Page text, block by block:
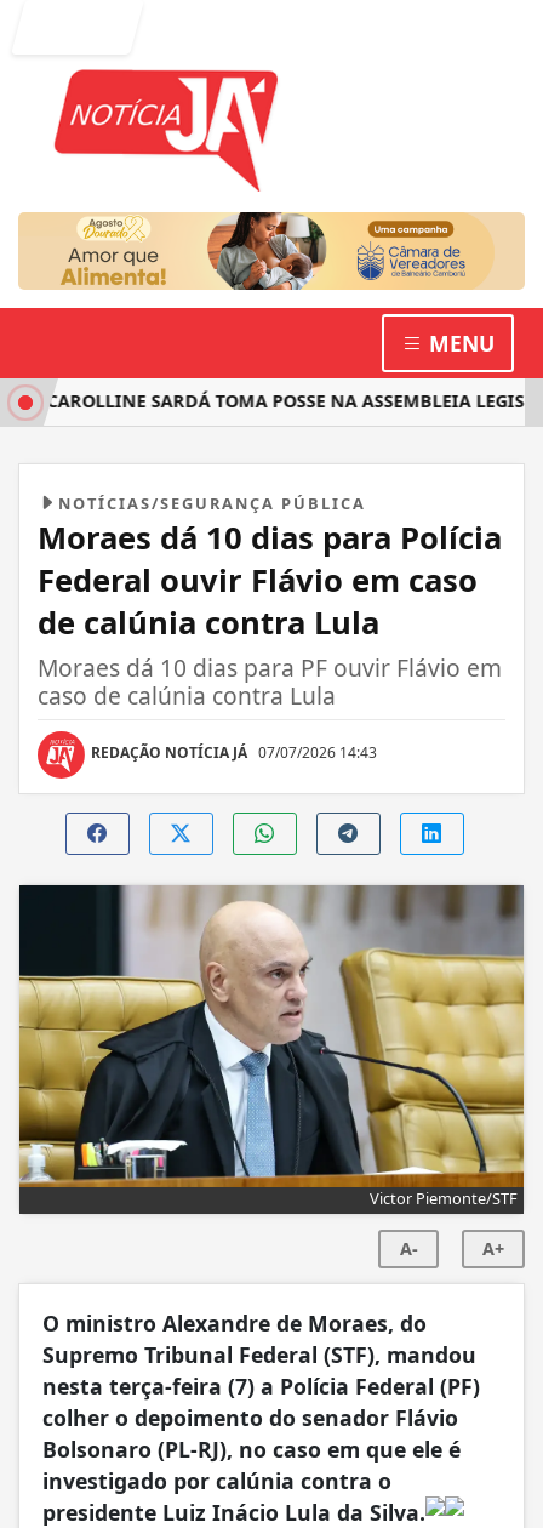
MENU
SARDÁ TOMA POSSE NA ASSEMBLEIA
NOTÍCIAS/SEGURANÇA PÚBLICA
Moraes dá 10 dias para Polícia
Federal ouvir Flávio em caso
de calúnia contra Lula
Moraes dá 10 dias para PF ouvir Flávio em
caso de calúnia contra Lula
REDAÇÃO NOTÍCIA JÁ 07/07/2026 14:43
Victor Piemonte/STF
A- A+
O ministro Alexandre de Moraes, do
Supremo Tribunal Federal (STF), mandou
nesta terça-feira (7) a Polícia Federal (PF)
colher o depoimento do senador Flávio
Bolsonaro (PL-RJ), no caso em que ele é
investigado por calúnia contra o
presidente Luiz Inácio Lula da Silva.